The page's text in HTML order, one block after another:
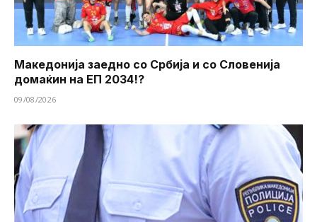
Македонија заедно со Србија и со Словенија
домаќин на ЕП 2034!?
09/08/2026